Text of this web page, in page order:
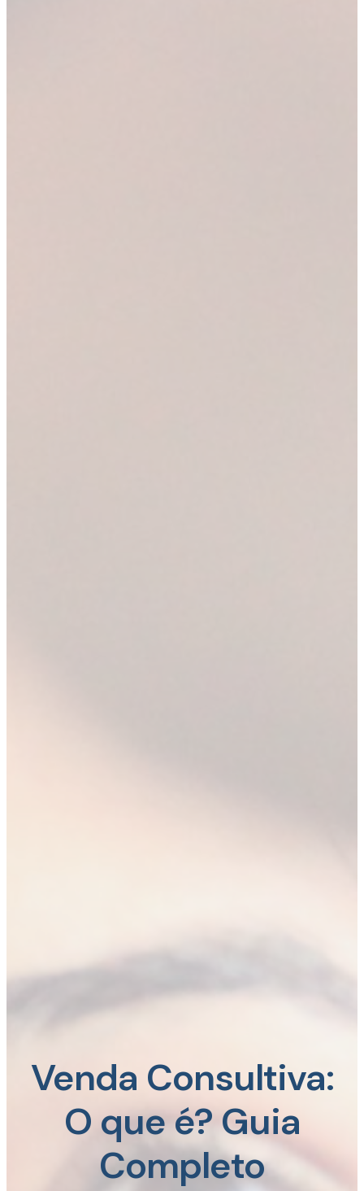
Venda Consultiva:
O que é? Guia
Completo